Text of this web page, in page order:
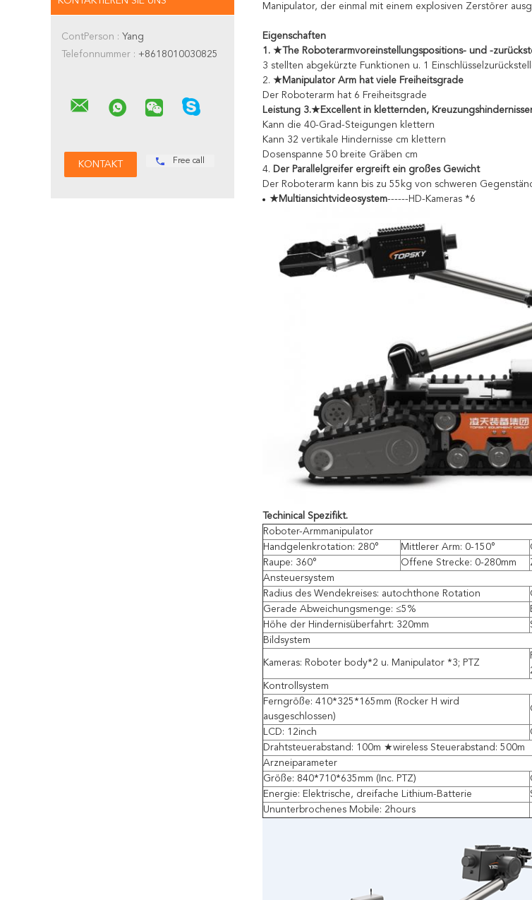
ContPerson : Yang
Telefonnummer : +8618010030825
Free call
Manipulator, der einmal mit einem explosiven Zerstörer
Eigenschaften
1. ★The Roboterarmvoreinstellungspositions- und -
3 stellten abgekürzte Funktionen u. 1
2. ★Manipulator Arm hat viele Freiheitsgrade
Der Roboterarm hat 6 Freiheitsgrade
Leistung 3.★Excellent in kletternden,
Kann die 40-Grad-Steigungen klettern
Kann 32 vertikale Hindernisse cm klettern
Dosenspanne 50 breite Gräben cm
4. Der Parallelgreifer ergreift ein großes Gewicht
Der Roboterarm kann bis zu 55kg von schweren
★Multiansichtvideosystem------HD-Kameras *6
Techinical Spezifikt.
Roboter-Armmanipulator
Handgelenkrotation: 280°
Mittlerer Arm: 0-150°
Raupe: 360°
Offene Strecke: 0-280mm
Ansteuersystem
Radius des Wendekreises: autochthone Rotation
Gerade Abweichungsmenge: ≤5%
Höhe der Hindernisüberfahrt: 320mm
Bildsystem
Kameras: Roboter body*2 u. Manipulator *3; PTZ
Kontrollsystem
Ferngröße: 410*325*165mm (Rocker H wird
ausgeschlossen)
LCD: 12inch
Drahtsteuerabstand: 100m ★wireless Steuerabstand: 500m
Arzneiparameter
Größe: 840*710*635mm (Inc. PTZ)
Energie: Elektrische, dreifache Lithium-Batterie
Ununterbrochenes Mobile: 2hours